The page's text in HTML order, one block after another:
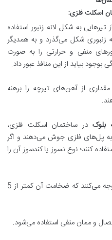
اسکلت فلزی:
به شکل لانه زنبور استفاده
زنبوری شکل می‌گذرد و به همدیگر
منفی و حرارتی را به صورت
بیاید از این منافذ عبور داد.
از آهن‌های تیرچه را برهنه
بلوکدر ساختمان اسکلت فلزی،
به پل‌های فلزی جوش می‌دهند و اگر
کنند؛ نوع نسوز یا کندسوز آن را
هنگام بتن‌ریزی به ضخامت بتن توجه می‌کنند که ضخامت آن کمتر از 5
و ممان منفی استفاده می‌شود.